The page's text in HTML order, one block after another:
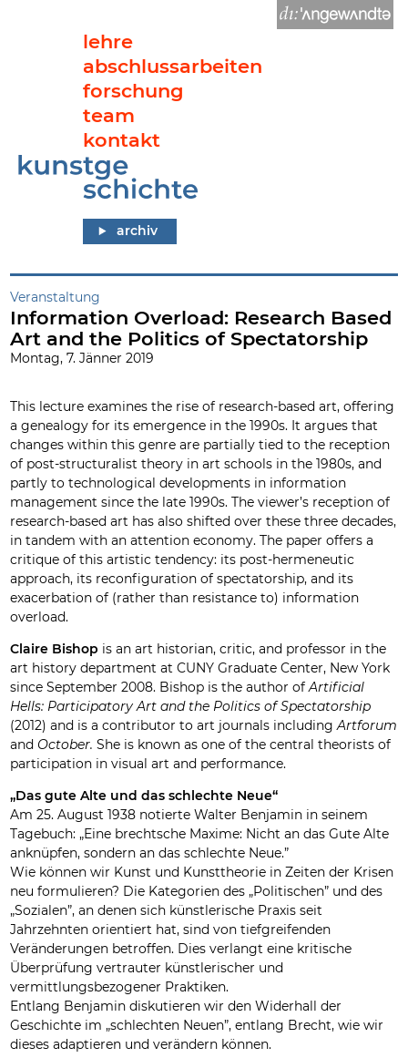
lehre
abschlussarbeiten
forschung
team
kontakt
Information Overload: Research Based Art and the Politics of
Veranstaltung
Information Overload: Research Based
Art and the Politics of Spectatorship
Montag, 7. Jänner 2019
This lecture examines the rise of research-based art, offering
a genealogy for its emergence in the 1990s. It argues that
changes within this genre are partially tied to the reception
of post-structuralist theory in art schools in the 1980s, and
partly to technological developments in information
management since the late 1990s. The viewer’s reception of
research-based art has also shifted over these three decades,
in tandem with an attention economy. The paper offers a
critique of this artistic tendency: its post-hermeneutic
approach, its reconfiguration of spectatorship, and its
exacerbation of (rather than resistance to) information
overload.
Claire Bishop is an art historian, critic, and professor in the
art history department at CUNY Graduate Center, New York
since September 2008. Bishop is the author ofArtificial
Hells: Participatory Art and the Politics of Spectatorship
(2012) and is a contributor to art journals includingArtforum
and October. She is known as one of the central theorists of
participation in visual art and performance.
„Das gute Alte und das schlechte Neue“
Am 25. August 1938 notierte Walter Benjamin in seinem
Tagebuch: „Eine brechtsche Maxime: Nicht an das Gute Alte
anknüpfen, sondern an das schlechte Neue.”
Wie können wir Kunst und Kunsttheorie in Zeiten der Krisen
neu formulieren? Die Kategorien des „Politischen” und des
„Sozialen”, an denen sich künstlerische Praxis seit
Jahrzehnten orientiert hat, sind von tiefgreifenden
Veränderungen betroffen. Dies verlangt eine kritische
Überprüfung vertrauter künstlerischer und
vermittlungsbezogener Praktiken.
Entlang Benjamin diskutieren wir den Widerhall der
Geschichte im „schlechten Neuen”, entlang Brecht, wie wir
dieses adaptieren und verändern können.
archiv